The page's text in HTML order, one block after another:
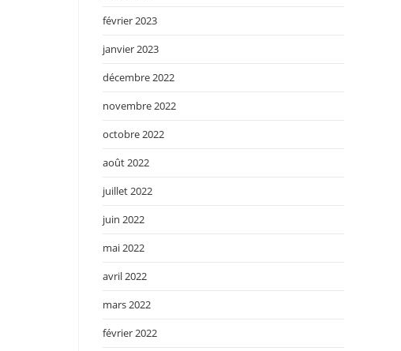
février 2023
janvier 2023
décembre 2022
novembre 2022
octobre 2022
août 2022
juillet 2022
juin 2022
mai 2022
avril 2022
mars 2022
février 2022